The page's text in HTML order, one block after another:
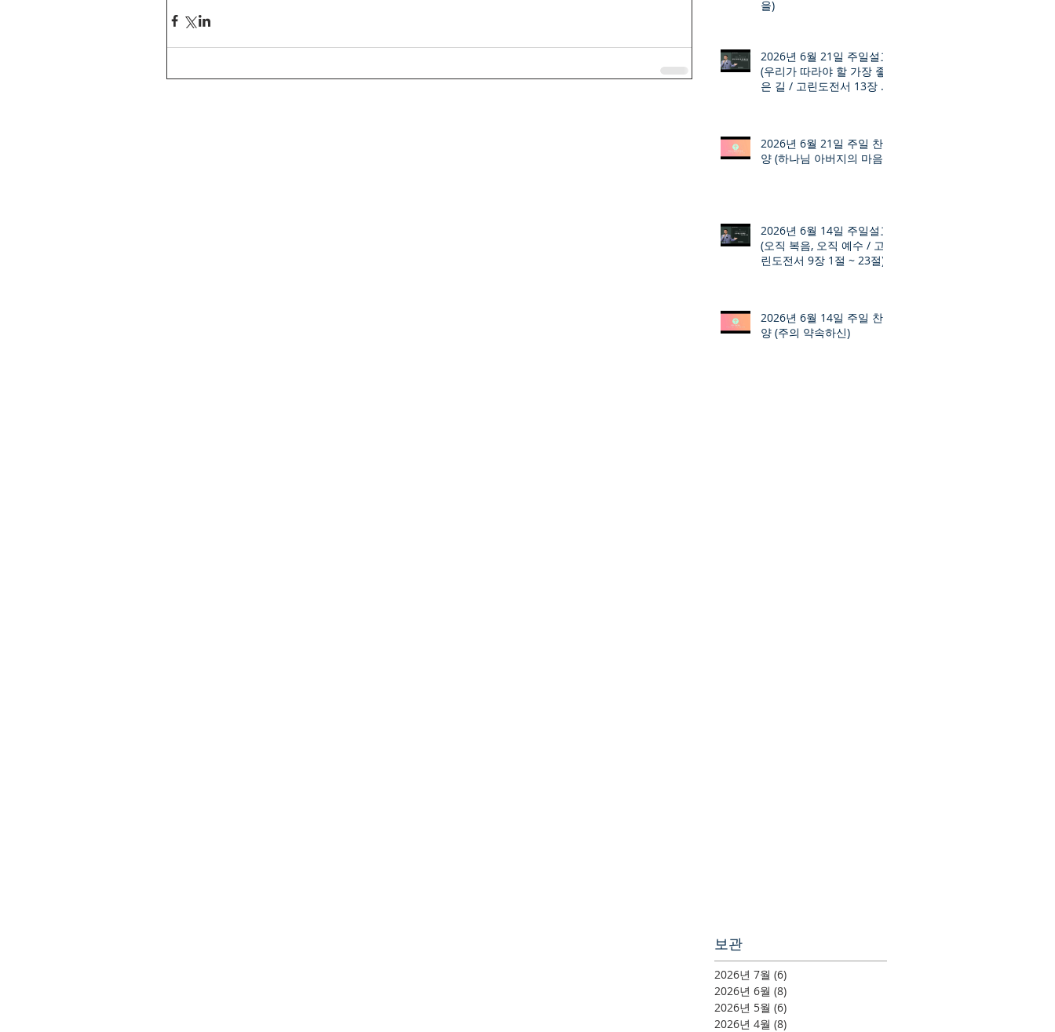
을)
2026년 6월 21일 주일설교
(우리가 따라야 할 가장 좋
은 길 / 고린도전서 13장 1
2026년 6월 21일 주일 찬
양 (하나님 아버지의 마음)
2026년 6월 14일 주일설교
(오직 복음, 오직 예수 / 고
린도전서 9장 1절 ~ 23절)
2026년 6월 14일 주일 찬
양 (주의 약속하신)
보관
2026년 7월 (6)
2026년 6월 (8)
2026년 5월 (6)
2026년 4월 (8)